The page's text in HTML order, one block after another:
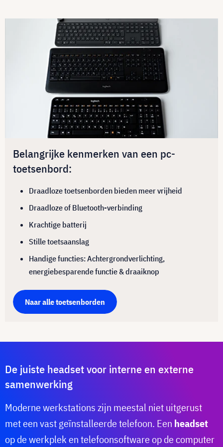
Belangrijke kenmerken van een pc-
toetsenbord:
Draadloze toetsenborden bieden meer vrijheid
Draadloze of Bluetooth-verbinding
Krachtige batterij
Stille toetsaanslag
Handige functies: Achtergrondverlichting,
energiebesparende functie & draaiknop
Naar alle toetsenborden
De juiste headset voor interne en externe
samenwerking
Moderne werkstations zijn meestal niet uitgerust
met een vast geïnstalleerde telefoon. Een headset
op de werkplek en telefoonsoftware op de computer